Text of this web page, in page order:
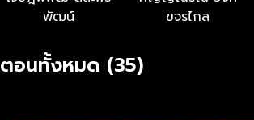
พัฒน์
ขจรไกล
ตอนทั้งหมด (35)